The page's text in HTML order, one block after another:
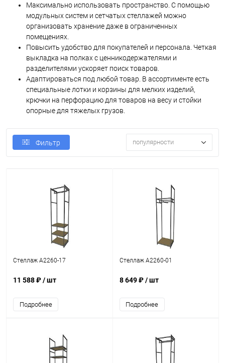
Максимально использовать пространство. С помощью
модульных систем и сетчатых стеллажей можно
организовать хранение даже в ограниченных
помещениях.
Повысить удобство для покупателей и персонала. Четкая
выкладка на полках с ценникодержателями и
разделителями ускоряет поиск товаров.
Адаптироваться под любой товар. В ассортименте есть
специальные лотки и корзины для мелких изделий,
крючки на перфорацию для товаров на весу и стойки
опорные для тяжелых грузов.
Фильтр популярности
Стеллаж A2260-17
11 588 ₽/ шт
Подробнее
Стеллаж A2260-01
8 649 ₽/ шт
Подробнее